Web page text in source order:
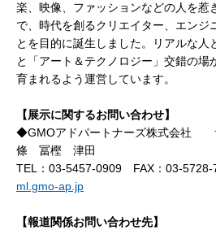
楽、映像、ファッションなどの人を惹
で、時代を創るクリエイター、エンジ
とを目的に誕生しました。リアルな人
と「アート＆テクノロジー」交錯の場
育まれるよう運営しています。
【展示に関するお問い合わせ】
◆GMOアドパートナーズ株式会社
條 冨樫 津田
TEL：03-5457-0909 FAX：03-
ml.gmo-ap.jp
【報道関係お問い合わせ先】